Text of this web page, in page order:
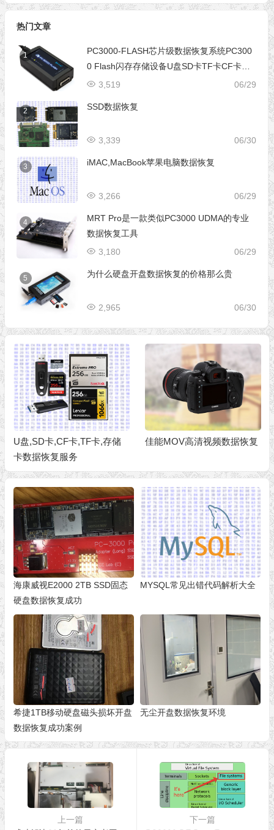
热门文章
1
PC3000-FLASH芯片级数据恢复系统PC300
0 Flash闪存存储设备U盘SD卡TF卡CF卡芯
片级数据恢复设备
06/29
3,519
2 SSD数据恢复
06/30
3,339
3 iMAC,MacBook苹果电脑数据恢复
06/29
3,266
4
MRT Pro是一款类似PC3000 UDMA的专业
数据恢复工具
06/29
3,180
5 为什么硬盘开盘数据恢复的价格那么贵
06/30
2,965
U盘,SD卡,CF卡,TF卡,存储
卡数据恢复服务
佳能MOV高清视频数据恢复
海康威视E2000 2TB SSD固态
硬盘数据恢复成功
MYSQL常见出错代码解析大全
希捷1TB移动硬盘磁头损坏开盘
数据恢复成功案例
无尘开盘数据恢复环境
上一篇
下一篇